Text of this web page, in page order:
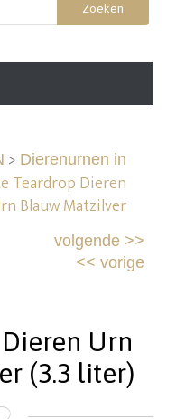
Zoeken
> Dierenurnen in
Teardrop Dieren
Blauw Matzilver
volgende>>
<< vorige
Urn
(3.3 liter)